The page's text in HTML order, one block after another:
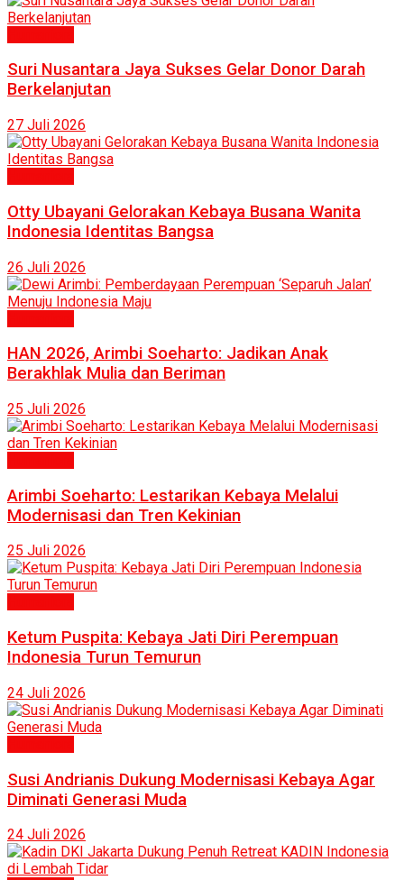
Suri Nusantara Jaya Sukses Gelar Donor Darah
Berkelanjutan
27 Juli 2026
Otty Ubayani Gelorakan Kebaya Busana Wanita
Indonesia Identitas Bangsa
26 Juli 2026
HAN 2026, Arimbi Soeharto: Jadikan Anak
Berakhlak Mulia dan Beriman
25 Juli 2026
Arimbi Soeharto: Lestarikan Kebaya Melalui
Modernisasi dan Tren Kekinian
25 Juli 2026
Ketum Puspita: Kebaya Jati Diri Perempuan
Indonesia Turun Temurun
24 Juli 2026
Susi Andrianis Dukung Modernisasi Kebaya Agar
Diminati Generasi Muda
24 Juli 2026